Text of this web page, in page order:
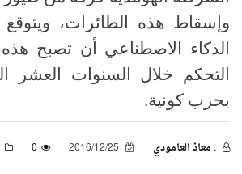
وإسقاط هذه الطائرات،
الذكاء الاصطناعي أن تصبح هذه
التحكم خلال السنوات العشر
بحرب كونية.
. معاذ العامودي 0